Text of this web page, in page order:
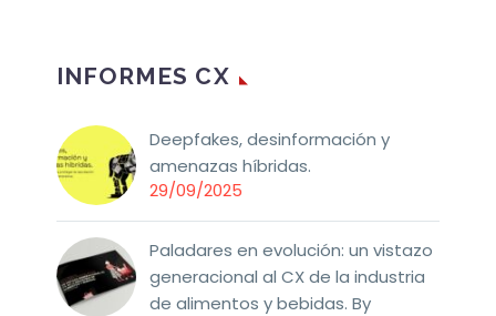
INFORMES CX
Deepfakes, desinformación y
amenazas híbridas.
29/09/2025
Paladares en evolución: un vistazo
generacional al CX de la industria
de alimentos y bebidas. By